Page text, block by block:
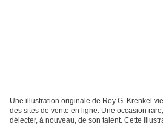
Une illustration originale de Roy G. Krenkel
des sites de vente en ligne. Une occasion
délecter, à nouveau, de son talent. Cette